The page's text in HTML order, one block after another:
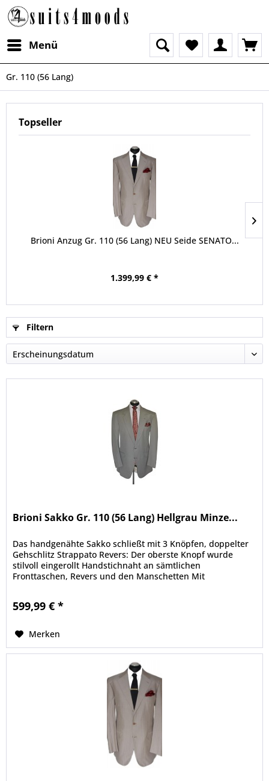
Menü
Gr. 110 (56 Lang)
Topseller
Brioni Anzug Gr. 110 (56 Lang) NEU Seide SENATO...
1.399,99 € *
Filtern
Brioni Sakko Gr. 110 (56 Lang) Hellgrau Minze...
Das handgenähte Sakko schließt mit 3 Knöpfen, doppelter
Gehschlitz Strappato Revers: Der oberste Knopf wurde
stilvoll eingerollt Handstichnaht an sämtlichen
Fronttaschen, Revers und den Manschetten Mit
599,99 € *
Merken